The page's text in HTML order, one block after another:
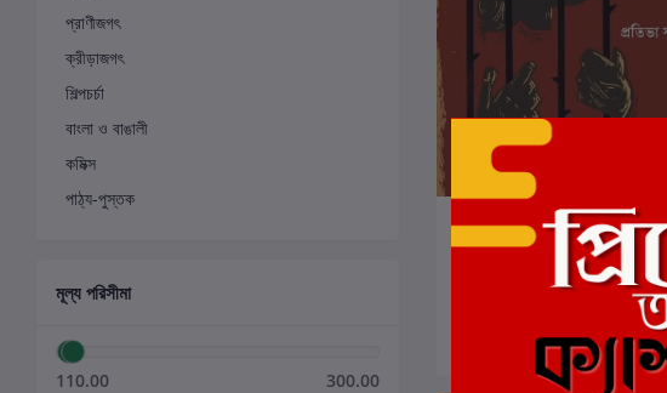
প্রাণীজগৎ
ক্রীড়াজগৎ
শিল্পচর্চা
বাংলা ও বাঙালী
কমিক্স
পাঠ্য-পুস্তক
মূল্য পরিসীমা
110.00 300.00
কার্টে যোগ করুন
খাঁচার ভিতর অচিন পাখি
প্রতিভা সরকার